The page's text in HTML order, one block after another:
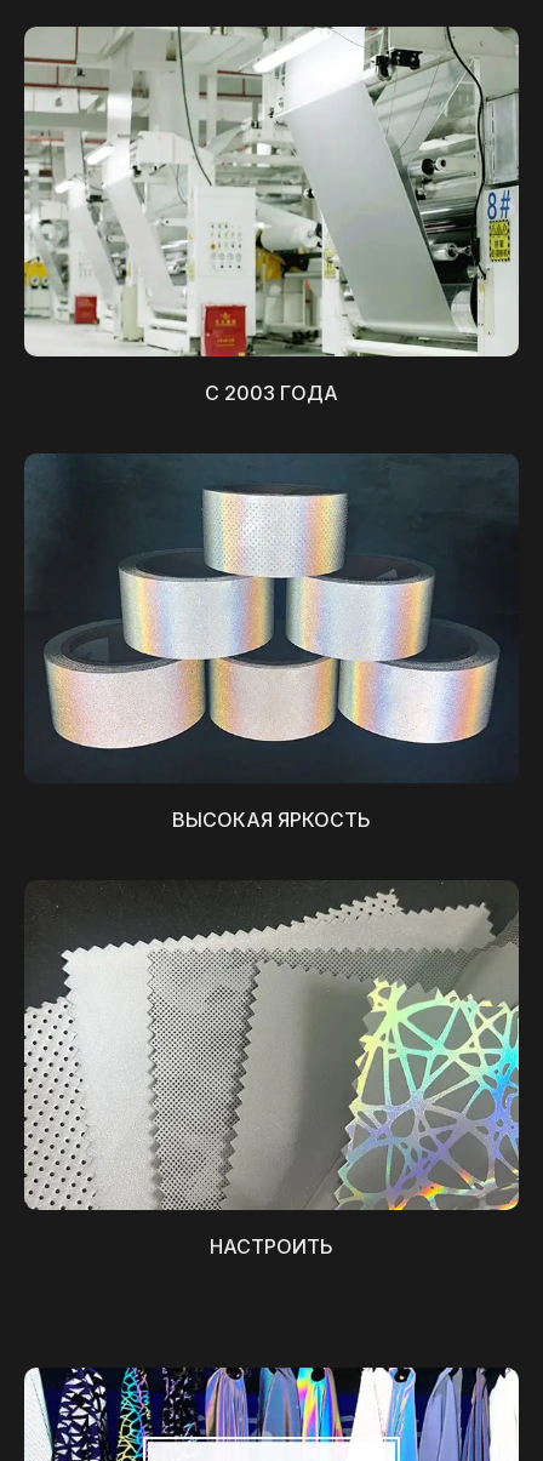
С 2003 ГОДА
ВЫСОКАЯ ЯРКОСТЬ
НАСТРОИТЬ